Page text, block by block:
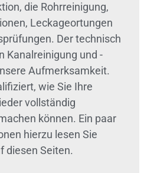
die Rohrreinigung,
Leckageortungen
Der technisch
Kanalreinigung und -
Aufmerksamkeit.
wie Sie Ihre
vollständig
können. Ein paar
hierzu lesen Sie
diesen Seiten.